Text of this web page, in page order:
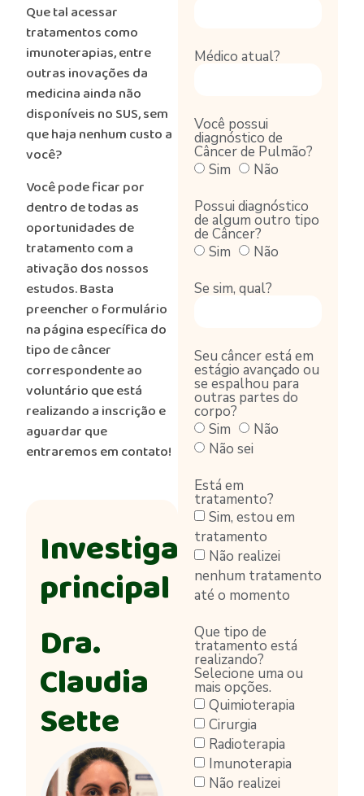
Que tal acessar
tratamentos como
imunoterapias, entre
outras inovações da
medicina ainda não
disponíveis no SUS, sem
que haja nenhum custo a
você?
Você pode ficar por
dentro de todas as
oportunidades de
tratamento com a
ativação dos nossos
estudos. Basta
preencher o formulário
na página específica do
tipo de câncer
correspondente ao
voluntário que está
realizando a inscrição e
aguardar que
entraremos em contato!
Investigadora
principal
Dra.
Claudia
Sette
Médico atual?
Você possui
diagnóstico de
Câncer de Pulmão?
Sim
Não
Possui diagnóstico
de algum outro tipo
de Câncer?
Sim
Não
Se sim, qual?
Seu câncer está em
estágio avançado ou
se espalhou para
outras partes do
corpo?
Sim
Não
Não sei
Está em
tratamento?
Sim, estou em
tratamento
Não realizei
nenhum tratamento
até o momento
Que tipo de
tratamento está
realizando?
Selecione uma ou
mais opções.
Quimioterapia
Cirurgia
Radioterapia
Imunoterapia
Não realizei